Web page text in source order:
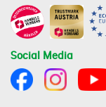
Social Media